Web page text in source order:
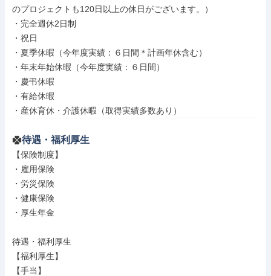
のプロジェクトも120日以上の休日がございます。）
・完全週休2日制
・祝日
・夏季休暇（今年度実績：６日間＊計画年休含む）
・年末年始休暇（今年度実績：６日間）
・慶弔休暇
・有給休暇
・産休育休・介護休暇（取得実績多数あり）
待遇・福利厚生
【保険制度】
・雇用保険
・労災保険
・健康保険
・厚生年金
待遇・福利厚生
【福利厚生】
【手当】